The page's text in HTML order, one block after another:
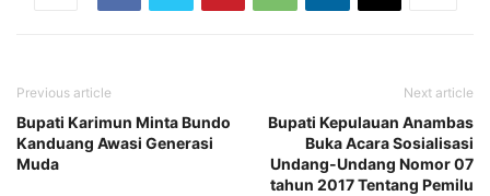
Previous article
Bupati Karimun Minta Bundo
Kanduang Awasi Generasi
Muda
Next article
Bupati Kepulauan Anambas
Buka Acara Sosialisasi
Undang-Undang Nomor 07
tahun 2017 Tentang Pemilu